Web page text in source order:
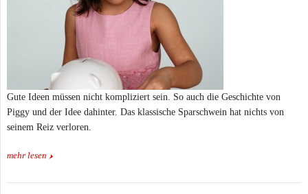
Gute Ideen müssen nicht kompliziert sein. So auch die Geschichte von
Piggy und der Idee dahinter. Das klassische Sparschwein hat nichts von
seinem Reiz verloren.
mehr lesen